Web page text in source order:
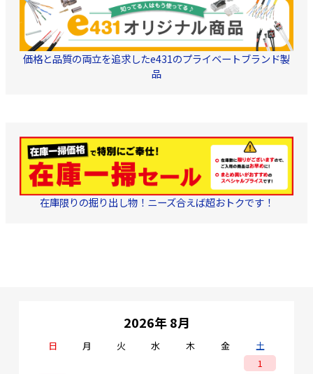
価格と品質の両立を追求したe431のプライベートブランド製
品
在庫限りの掘り出し物！ニーズ合えば超おトクです！
2026年 8月
日 月 火 水 木 金
土
1